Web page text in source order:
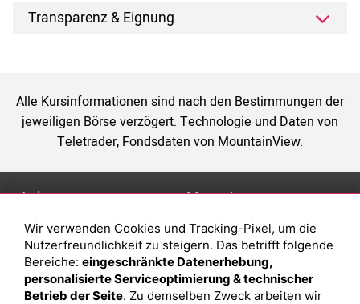
Transparenz & Eignung
Alle Kursinformationen sind nach den Bestimmungen der
jeweiligen Börse verzögert. Technologie und Daten von
Teletrader, Fondsdaten von MountainView.
Anlage
Depot eröffnen
Depot vergleichen
Junior Depot
Magazin
Was sind sind ETFs?
Sparplan Vorteile
Was ist ein Fonds?
Wir verwenden Cookies und Tracking-Pixel, um die
Nutzerfreundlichkeit zu steigern. Das betrifft folgende
Bereiche: eingeschränkte Datenerhebung,
personalisierte Serviceoptimierung & technischer
Betrieb der Seite. Zu demselben Zweck arbeiten wir